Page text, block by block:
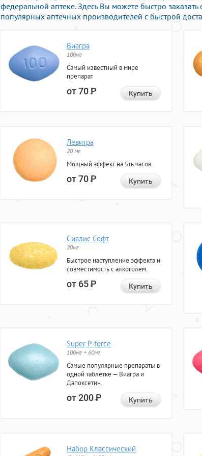
федеральной аптеке. Здесь Вы можете быстро
популярных аптечных производителей с быстрой
Виагра
100мг
Самый известный в мире
препарат
от 70Р Купить
Левитра
20 мг
Мощный эффект на 5ть часов.
от 70Р Купить
Сиалис Софт
20мг
Быстрое наступление эффекта и
совместимость с алкоголем.
от 65Р Купить
Super P-force
100мг + 60мг
Самые популярные препараты в
одной таблетке — Виагра и
Дапоксетин.
от 200Р Купить
Набор Классический